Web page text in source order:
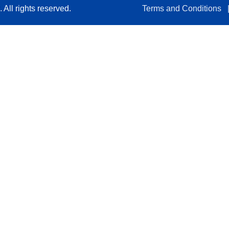
All rights reserved. Terms and Conditions